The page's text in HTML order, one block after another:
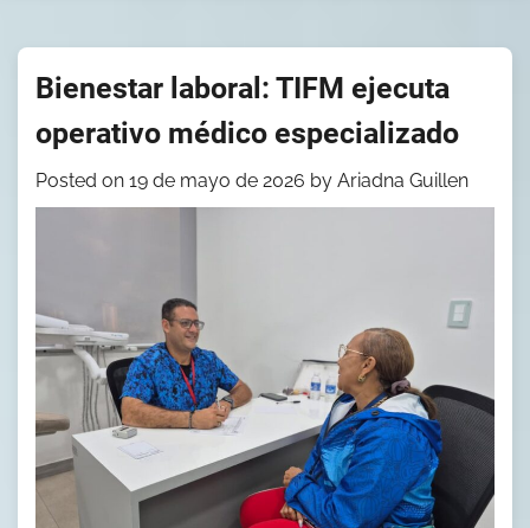
Bienestar laboral: TIFM ejecuta
operativo médico especializado
Posted on 19 de mayo de 2026 by Ariadna Guillen